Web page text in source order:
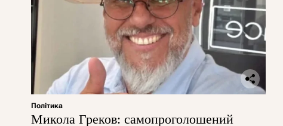
Політика
Микола Греков: самопроголошений